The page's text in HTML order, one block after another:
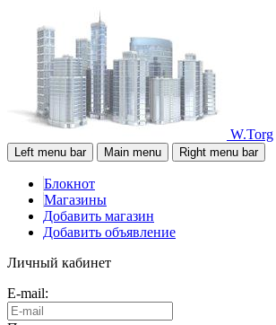
W.Torg
Left menu bar Main menu Right menu bar
Блокнот
Магазины
Добавить магазин
Добавить объявление
Личный кабинет
E-mail: